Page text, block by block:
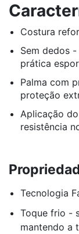
Costura
Sem dedos
prática
Palma com
proteção
Aplicação
resistência
Tecnologia
Toque frio -
mantendo a